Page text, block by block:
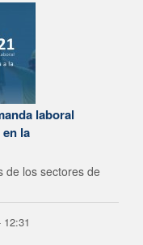
laboral
la
de los sectores de